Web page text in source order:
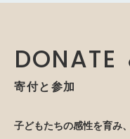
DONATE
寄付と参加
子どもたちの感性を育み